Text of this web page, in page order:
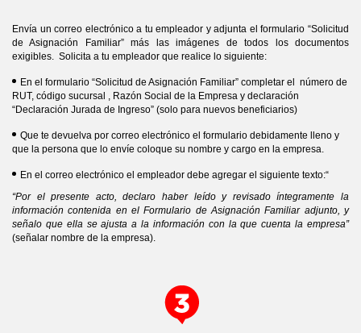
Envía un correo electrónico a tu empleador y adjunta el formulario “Solicitud
de Asignación Familiar” más las imágenes de todos los documentos
exigibles. Solicita a tu empleador que realice lo siguiente:
En el formulario “Solicitud de Asignación Familiar” completar el número de
RUT, código sucursal , Razón Social de la Empresa y declaración
“Declaración Jurada de Ingreso” (solo para nuevos beneficiarios)
Que te devuelva por correo electrónico el formulario debidamente lleno y
que la persona que lo envíe coloque su nombre y cargo en la empresa.
En el correo electrónico el empleador debe agregar el siguiente texto:“
“Por el presente acto, declaro haber leído y revisado íntegramente la
información contenida en el Formulario de Asignación Familiar adjunto, y
señalo que ella se ajusta a la información con la que cuenta la empresa”
(señalar nombre de la empresa).